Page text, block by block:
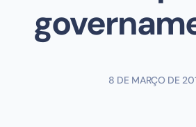
8 DE MARÇO DE